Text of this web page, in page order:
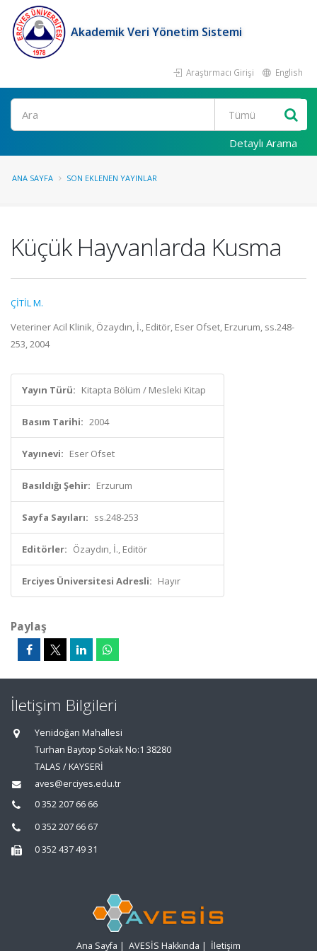
Akademik Veri Yönetim Sistemi
Araştırmacı Girişi English
Ara
Detaylı Arama
ANA SAYFA SON EKLENEN YAYINLAR
Küçük Hayvanlarda Kusma
ÇİTİL M.
Veteriner Acil Klinik, Özaydın, İ., Editör, Eser Ofset, Erzurum, ss.248-
253, 2004
Yayın Türü: Kitapta Bölüm / Mesleki Kitap
Basım Tarihi: 2004
Yayınevi: Eser Ofset
Basıldığı Şehir: Erzurum
Sayfa Sayıları: ss.248-253
Editörler: Özaydın, İ., Editör
Erciyes Üniversitesi Adresli: Hayır
Paylaş
İletişim Bilgileri
Yenidoğan Mahallesi
Turhan Baytop Sokak No:1 38280
TALAS / KAYSERİ
aves@erciyes.edu.tr
0 352 207 66 66
0 352 207 66 67
0 352 437 49 31
Ana Sayfa | AVESİS Hakkında | İletişim